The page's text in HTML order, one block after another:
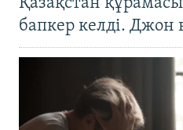
бапкер келді. Джон